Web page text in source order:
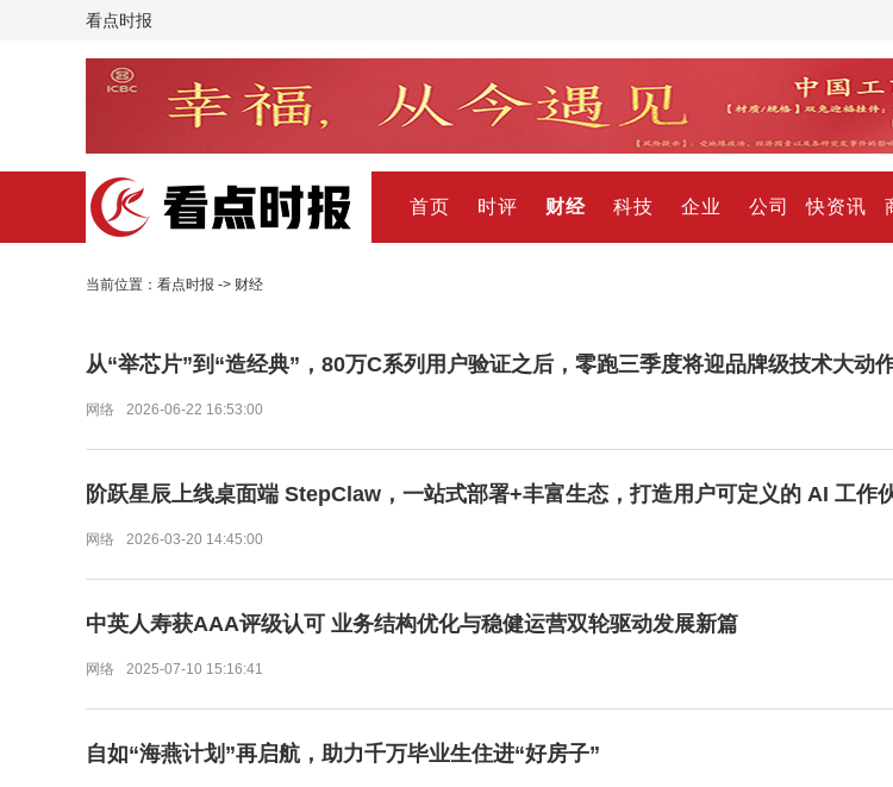
看点时报
首页 时评 财经 科技 企业 公司 快资讯
当前位置： 看点时报 -> 财经
从“举芯片”到“造经典”，80万C系列用户验证之后，零跑三季度将迎品牌级技术大动
网络 2026-06-22 16:53:00
阶跃星辰上线桌面端 StepClaw，一站式部署+丰富生态，打造用户可定义的 AI 工作
网络 2026-03-20 14:45:00
中英人寿获AAA评级认可 业务结构优化与稳健运营双轮驱动发展新篇
网络 2025-07-10 15:16:41
自如“海燕计划”再启航，助力千万毕业生住进“好房子”